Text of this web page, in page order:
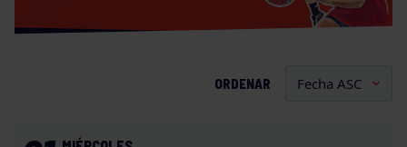
ORDENAR